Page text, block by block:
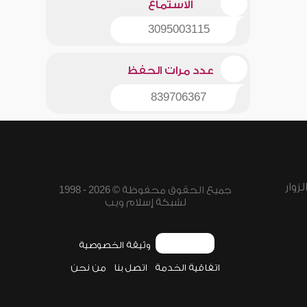
الاستماع
3095003115
عدد مرات الحفظ
839706367
جميع الحقوق محفوظة © 2026 - 1998
لشبكة إسلام ويب
وثيقة الخصوصية
اتفاقية الخدمة اتصل بنا من نحن